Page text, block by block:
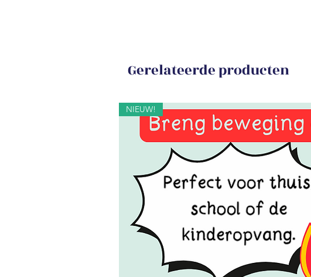
Gerelateerde producten
NIEUW!